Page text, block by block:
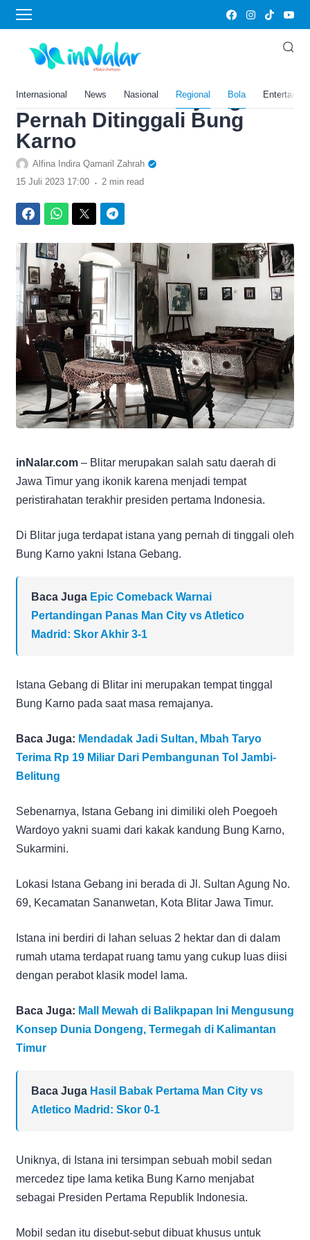
Internasional News Nasional Regional Bola
Home›Bola
Punya Sumur Tua yang
Airnya Tak Pernah Habis?
Ini Istana di Blitar yang
Pernah Ditinggali Bung
Karno
Alfina Indira Qamaril Zahrah
15 Juli 2023 17:00 . 2 min read
inNalar.com – Blitar merupakan salah satu daerah di
Jawa Timur yang ikonik karena menjadi tempat
peristirahatan terakhir presiden pertama Indonesia.
Di Blitar juga terdapat istana yang pernah di tinggali oleh
Bung Karno yakni Istana Gebang.
Baca Juga Epic Comeback Warnai
Pertandingan Panas Man City vs Atletico
Madrid: Skor Akhir 3-1
Istana Gebang di Blitar ini merupakan tempat tinggal
Bung Karno pada saat masa remajanya.
Baca Juga: Mendadak Jadi Sultan, Mbah Taryo
Terima Rp 19 Miliar Dari Pembangunan Tol Jambi-
Belitung
Sebenarnya, Istana Gebang ini dimiliki oleh Poegoeh
Wardoyo yakni suami dari kakak kandung Bung Karno,
Sukarmini.
Lokasi Istana Gebang ini berada di Jl. Sultan Agung No.
69, Kecamatan Sananwetan, Kota Blitar Jawa Timur.
Istana ini berdiri di lahan seluas 2 hektar dan di dalam
rumah utama terdapat ruang tamu yang cukup luas diisi
dengan perabot klasik model lama.
Baca Juga: Mall Mewah di Balikpapan Ini Mengusung
Konsep Dunia Dongeng, Termegah di Kalimantan
Timur
Baca Juga Hasil Babak Pertama Man City vs
Atletico Madrid: Skor 0-1
Uniknya, di Istana ini tersimpan sebuah mobil sedan
mercedez tipe lama ketika Bung Karno menjabat
sebagai Presiden Pertama Republik Indonesia.
Mobil sedan itu disebut-sebut dibuat khusus untuk